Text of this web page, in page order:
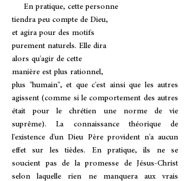
En pratique, cette personne
tiendra peu compte de Dieu,
et agira pour des motifs
purement naturels. Elle dira
alors qu'agir de cette
manière est plus rationnel,
plus "humain", et que c'est ainsi que les autres
agissent (comme si le comportement des autres
était pour le chrétien une norme de vie
suprême). La connaissance théorique de
l'existence d'un Dieu Père provident n'a aucun
effet sur les tièdes. En pratique, ils ne se
soucient pas de la promesse de Jésus-Christ
selon laquelle rien ne manquera aux vrais